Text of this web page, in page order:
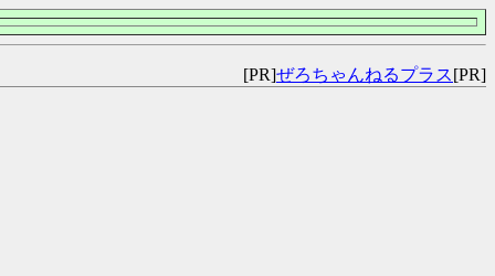
[PR]ぜろちゃんねるプラス[PR]